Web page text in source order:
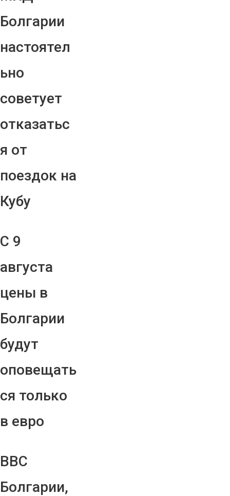
Болгарии
настоятел
ьно
советует
отказатьс
я от
поездок на
Кубу
С 9
августа
цены в
Болгарии
будут
оповещать
ся только
в евро
ВВС
Болгарии,